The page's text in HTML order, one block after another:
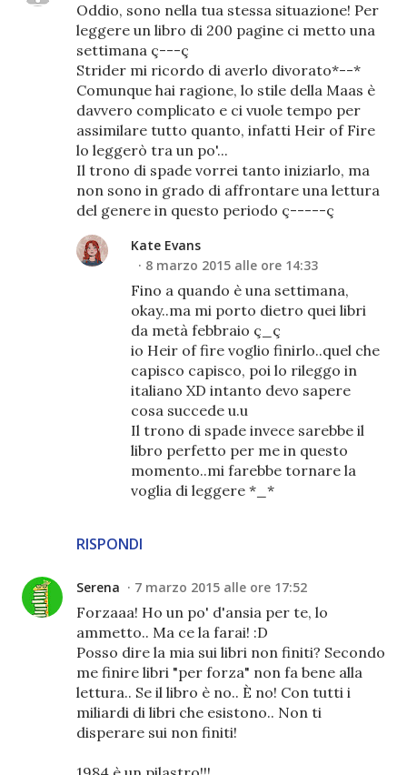
Oddio, sono nella tua stessa situazione! Per
leggere un libro di 200 pagine ci metto una
settimana ç---ç
Strider mi ricordo di averlo divorato*--*
Comunque hai ragione, lo stile della Maas è
davvero complicato e ci vuole tempo per
assimilare tutto quanto, infatti Heir of Fire
lo leggerò tra un po'...
Il trono di spade vorrei tanto iniziarlo, ma
non sono in grado di affrontare una lettura
del genere in questo periodo ç-----ç
RISPONDI
Kate Evans
8 marzo 2015 alle ore 14:33
Fino a quando è una settimana,
okay..ma mi porto dietro quei libri
da metà febbraio ç_ç
io Heir of fire voglio finirlo..quel che
capisco capisco, poi lo rileggo in
italiano XD intanto devo sapere
cosa succede u.u
Il trono di spade invece sarebbe il
libro perfetto per me in questo
momento..mi farebbe tornare la
voglia di leggere *_*
Serena 7 marzo 2015 alle ore 17:52
Forzaaa! Ho un po' d'ansia per te, lo
ammetto.. Ma ce la farai! :D
Posso dire la mia sui libri non finiti? Secondo
me finire libri "per forza" non fa bene alla
lettura.. Se il libro è no.. È no! Con tutti i
miliardi di libri che esistono.. Non ti
disperare sui non finiti!